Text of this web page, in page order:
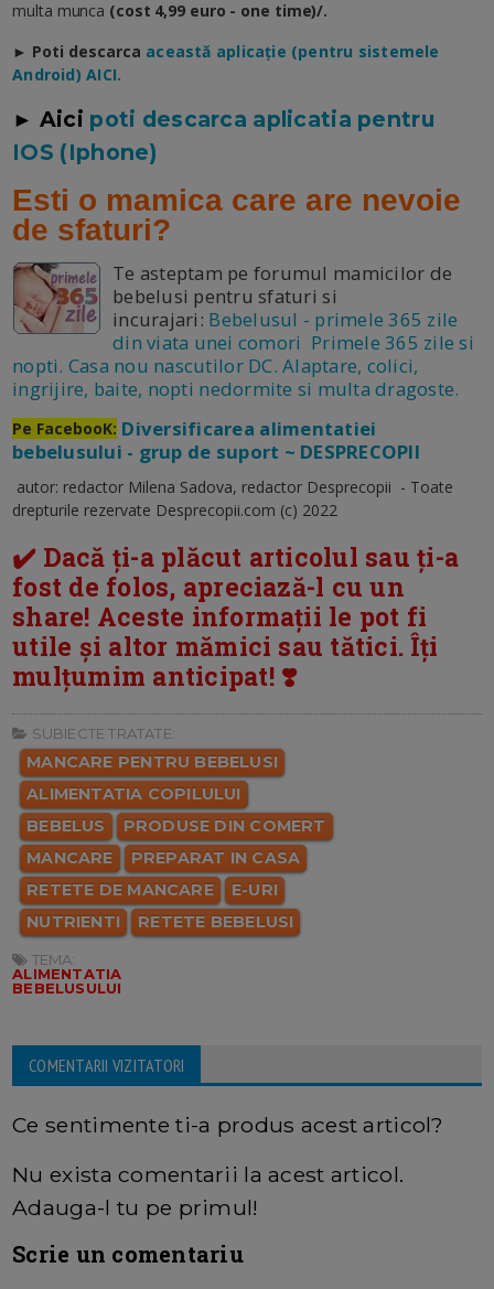
multa munca (cost 4,99 euro - one time)/.
► Poti descarca această aplicație (pentru sistemele
Android) AICI.
► Aici poti descarca aplicatia pentru
IOS (Iphone)
Esti o mamica care are nevoie
de sfaturi?
Te asteptam pe forumul mamicilor de
bebelusi pentru sfaturi si
incurajari: Bebelusul - primele 365 zile
din viata unei comori Primele 365 zile si
nopti. Casa nou nascutilor DC. Alaptare, colici,
ingrijire, baite, nopti nedormite si multa dragoste.
Pe FacebooK: Diversificarea alimentatiei
bebelusului - grup de suport ~ DESPRECOPII
autor: redactor Milena Sadova, redactor Desprecopii - Toate
drepturile rezervate Desprecopii.com (c) 2022
✔️ Dacă ți-a plăcut articolul sau ți-a
fost de folos, apreciază-l cu un
share! Aceste informații le pot fi
utile și altor mămici sau tătici. Îți
mulțumim anticipat! ❣️
SUBIECTE TRATATE:
MANCARE PENTRU BEBELUSI
ALIMENTATIA COPILULUI
BEBELUS
PRODUSE DIN COMERT
MANCARE
PREPARAT IN CASA
RETETE DE MANCARE
E-URI
NUTRIENTI
RETETE BEBELUSI
TEMA:
ALIMENTATIA
BEBELUSULUI
COMENTARII VIZITATORI
Ce sentimente ti-a produs acest articol?
Nu exista comentarii la acest articol.
Adauga-l tu pe primul!
Scrie un comentariu